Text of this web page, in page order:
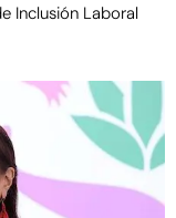
Inclusión Laboral